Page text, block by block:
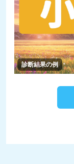
診断結果の例